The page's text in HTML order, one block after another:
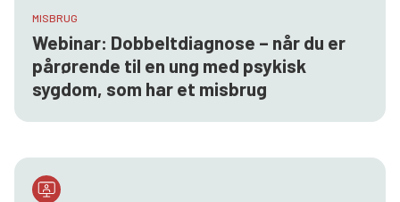
MISBRUG
Webinar: Dobbeltdiagnose – når du er
pårørende til en ung med psykisk
sygdom, som har et misbrug